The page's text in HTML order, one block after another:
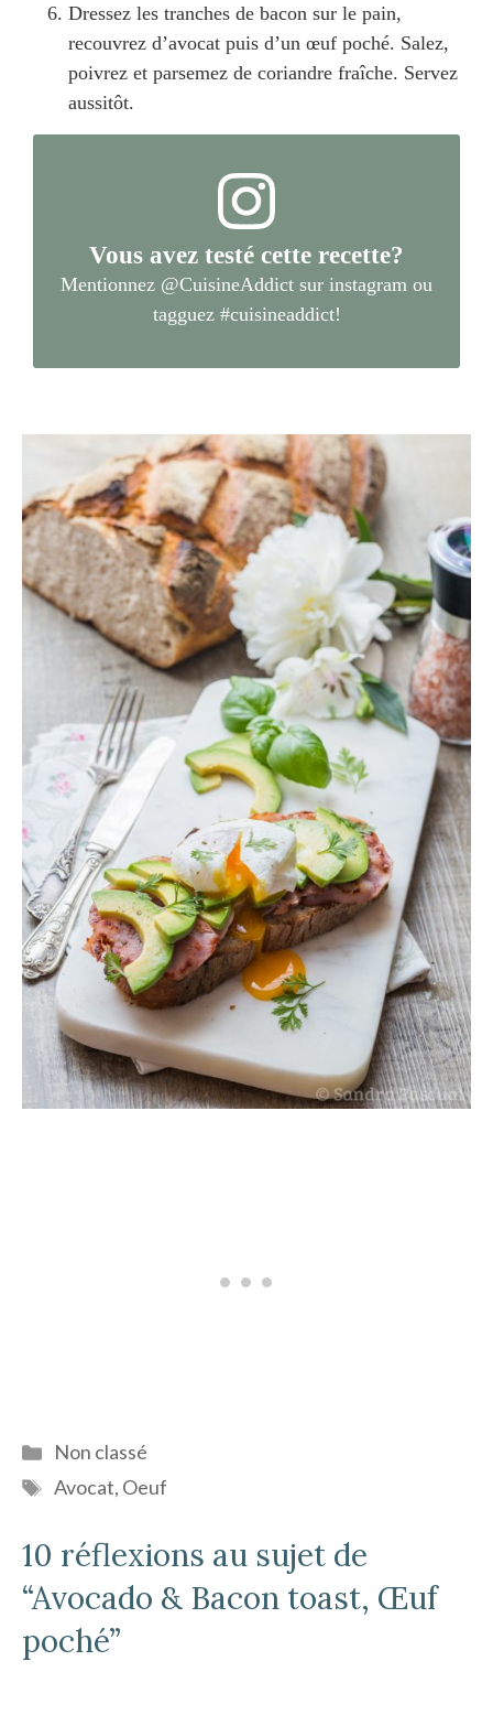
Dressez les tranches de bacon sur le pain,
recouvrez d’avocat puis d’un œuf poché. Salez,
poivrez et parsemez de coriandre fraîche. Servez
aussitôt.
Vous avez testé cette recette?
Mentionnez @CuisineAddict sur instagram ou
tagguez #cuisineaddict!
Catégories
Non classé
Étiquettes
Avocat, Oeuf
10 réflexions au sujet de
“Avocado & Bacon toast, Œuf
poché”